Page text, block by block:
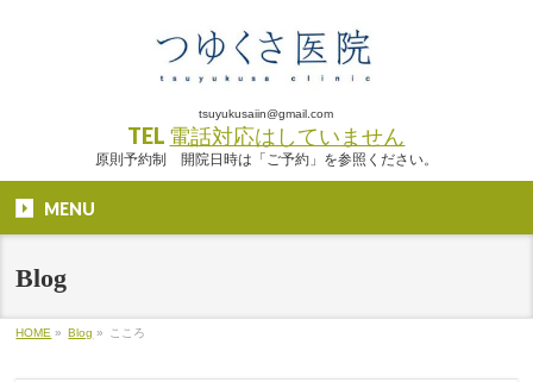
tsuyukusaiin@gmail.com
TEL 電話対応はしていません
原則予約制 開院日時は「ご予約」を参照ください。
MENU
Blog
HOME » Blog » こころ